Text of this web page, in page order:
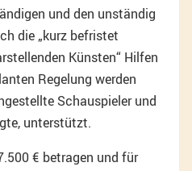
und den unständig
die „kurz befristet
Künsten“ Hilfen
Regelung werden
Schauspieler und
unterstützt.
€ betragen und für